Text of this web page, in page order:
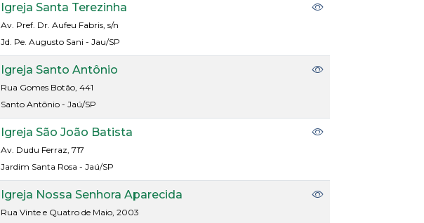
Igreja Santa Terezinha
Av. Pref. Dr. Aufeu Fabris, s/n
Jd. Pe. Augusto Sani - Jau/SP
Igreja Santo Antônio
Rua Gomes Botão, 441
Santo Antônio - Jaú/SP
Igreja São João Batista
Av. Dudu Ferraz, 717
Jardim Santa Rosa - Jaú/SP
Igreja Nossa Senhora Aparecida
Rua Vinte e Quatro de Maio, 2003